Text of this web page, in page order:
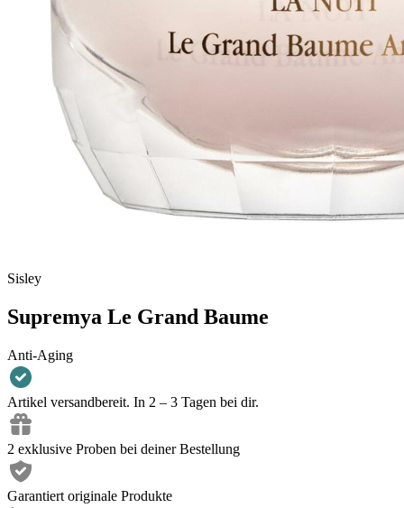
Sisley
Supremya Le Grand Baume
Anti-Aging
Artikel versandbereit. In 2 – 3 Tagen bei dir.
2 exklusive Proben bei deiner Bestellung
Garantiert originale Produkte